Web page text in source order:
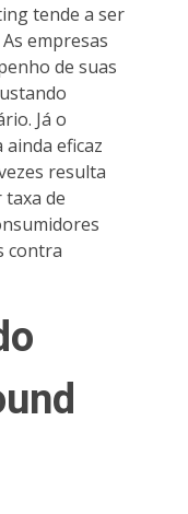
tende a ser
empresas
de suas
Já o
eficaz
resulta
de
contra